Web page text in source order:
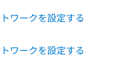
ワークを設定する
ワークを設定する